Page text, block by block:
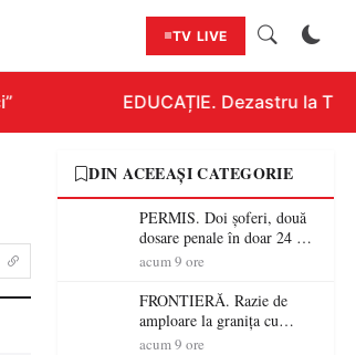
TV LIVE
EDUCAȚIE. Dezastru la
DIN ACEEAȘI CATEGORIE
PERMIS. Doi șoferi, două
dosare penale în doar 24 de
ore la Petea! Unul avea
nu a avut niciodată permis
acum 9 ore
FRONTIERĂ. Razie de
amploare la granița cu
Ungaria! 800 de persoane și
acum 9 ore